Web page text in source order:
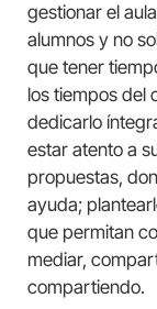
gestionar el
alumnos y no
que tener
los tiempos del
dedicarlo
estar atento a
propuestas,
ayuda;
que permitan
mediar,
compartiendo.